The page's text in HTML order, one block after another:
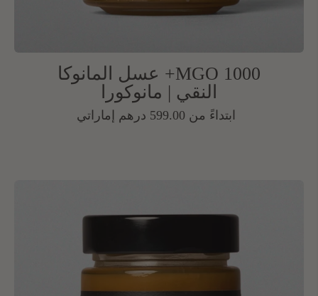
MGO 1000+ عسل المانوكا
النقي | مانوكورا
السعر
ابتداءً من 599.00 درهم إماراتي